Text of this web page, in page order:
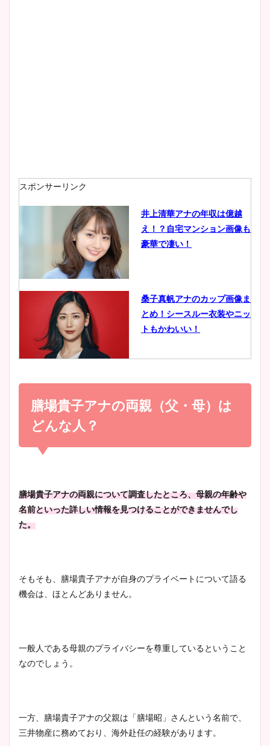
肉も凄い！
鈴木唯の太ってた時の体重が
ヤバすぎww原因や痩せたダ
豊島実季アナのカップ画像ま
とめ！美脚や水着姿に年齢も
宇賀神メグアナのニット画像
池谷実悠アナのメガネ画像が
かわいい！カップや水着姿も
スポンサーリンク
井上清華アナの年収は億越
え！？自宅マンション画像も
豪華で凄い！
桑子真帆アナのカップ画像ま
とめ！シースルー衣装やニッ
トもかわいい！
小室瑛莉子のカップ画像まと
め！足が美脚でニット衣装も
かわいい！
wikiプロフもチェック！
wikiプロフも！
ニット衣装まとめ！美足の筋
鈴木唯の太ってた時の体重が
ヤバすぎww原因や痩せたダ
膳場貴子アナの両親（父・母）は
どんな人？
膳場貴子アナの両親について調査したところ、母親の年齢や
名前といった詳しい情報を見つけることができませんでし
た。
そもそも、膳場貴子アナが自身のプライベートについて語る
機会は、ほとんどありません。
一般人である母親のプライバシーを尊重しているということ
なのでしょう。
一方、膳場貴子アナの父親は「膳場昭」さんという名前で、
三井物産に務めており、海外赴任の経験があります。